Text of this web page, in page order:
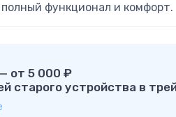
функционал и комфорт.
от 5 000 ₽
старого устройства в